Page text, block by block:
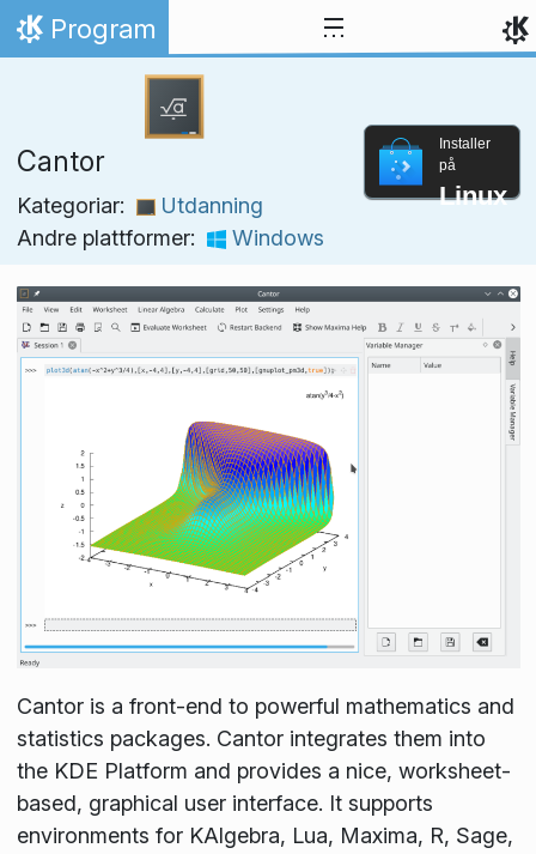
Hopp til innhaldet
Heim
Program
Cantor
Kategoriar:
Utdanning
Andre plattformer:
Windows
Installer
på
Linux
Cantor is a front-end to powerful mathematics and
statistics packages. Cantor integrates them into
the KDE Platform and provides a nice, worksheet-
based, graphical user interface. It supports
environments for KAlgebra, Lua, Maxima, R, Sage,